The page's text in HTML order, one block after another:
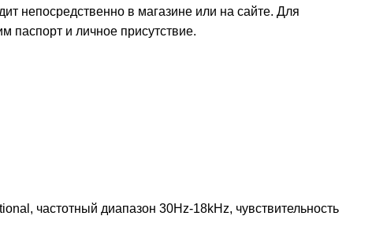
непосредственно в магазине или на сайте. Для
паспорт и личное присутствие.
частотный диапазон 30Hz-18kHz, чувствительность